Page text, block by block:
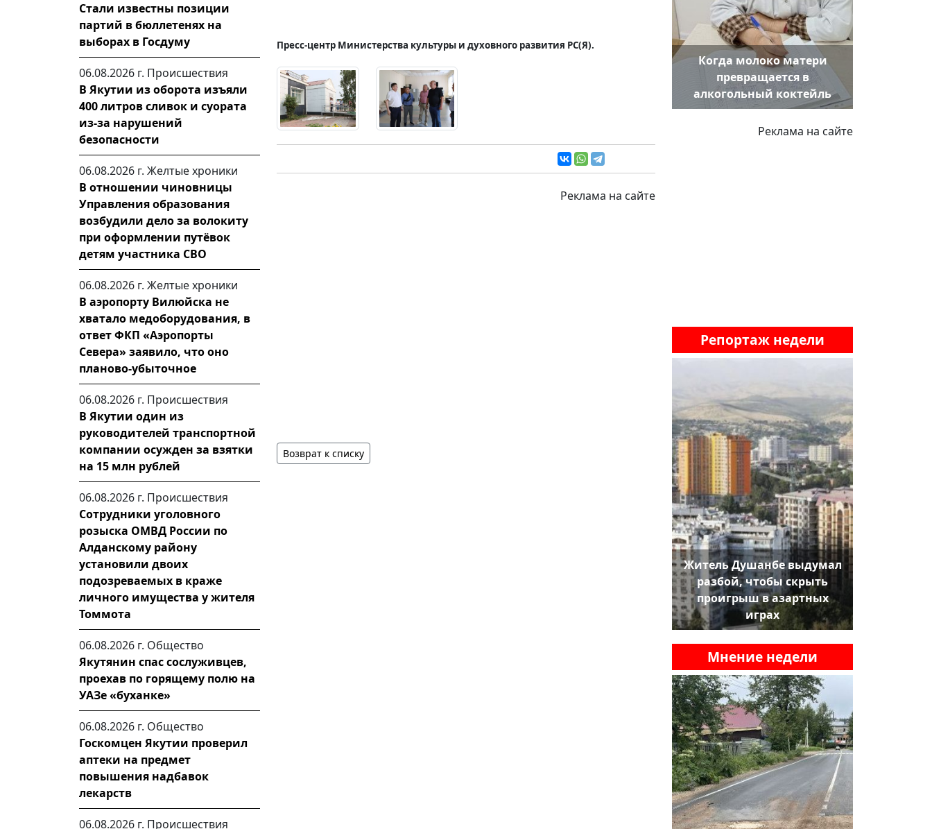
Стали известны позиции
партий в бюллетенях на
выборах в Госдуму
06.08.2026 г. Происшествия
В Якутии из оборота изъяли
400 литров сливок и суората
из-за нарушений
безопасности
06.08.2026 г. Желтые хроники
В отношении чиновницы
Управления образования
возбудили дело за волокиту
при оформлении путёвок
детям участника СВО
06.08.2026 г. Желтые хроники
В аэропорту Вилюйска не
хватало медоборудования, в
ответ ФКП «Аэропорты
Севера» заявило, что оно
планово-убыточное
06.08.2026 г. Происшествия
В Якутии один из
руководителей транспортной
компании осужден за взятки
на 15 млн рублей
06.08.2026 г. Происшествия
Сотрудники уголовного
розыска ОМВД России по
Алданскому району
установили двоих
подозреваемых в краже
личного имущества у жителя
Томмота
06.08.2026 г. Общество
Якутянин спас сослуживцев,
проехав по горящему полю на
УАЗе «буханке»
06.08.2026 г. Общество
Госкомцен Якутии проверил
аптеки на предмет
повышения надбавок
лекарств
06.08.2026 г. Происшествия
Пресс-центр Министерства культуры и духовного развития РС(Я).
Реклама на сайте
Возврат к списку
Когда молоко матери
превращается в
алкогольный коктейль
Реклама на сайте
Репортаж недели
Житель Душанбе выдумал
разбой, чтобы скрыть
проигрыш в азартных
играх
Мнение недели